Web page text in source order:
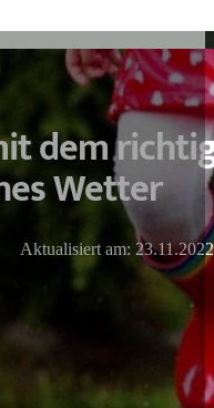
dem
Wetter
Aktualisiert am: 23.11.2022